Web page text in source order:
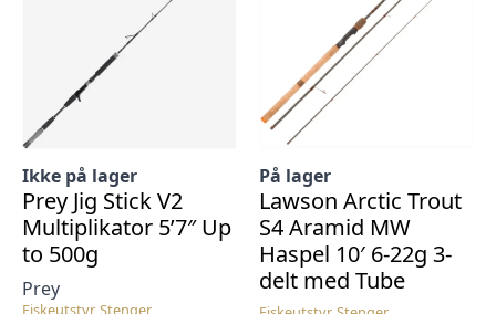
Fiskeutstyr, Stenger
Prey
Ikke på lager
Prey Jig Stick V2
Multiplikator 5’7″ Up
to 500g
På lager
Lawson Arctic Trout
S4 Aramid MW
Haspel 10′ 6-22g 3-
delt med Tube